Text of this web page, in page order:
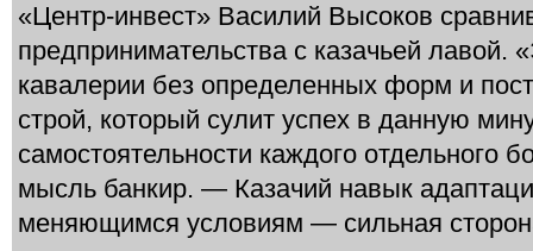
«Центр-инвест» Василий Высоков
предпринимательства с казачьей лавой.
кавалерии без определенных форм и
строй, который сулит успех в данную
самостоятельности каждого отдельного
мысль банкир. — Казачий навык
меняющимся условиям — сильная